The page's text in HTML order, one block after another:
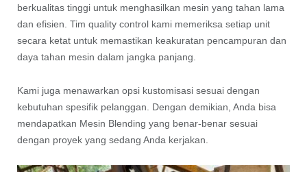
berkualitas tinggi untuk menghasilkan mesin yang tahan lama
dan efisien. Tim quality control kami memeriksa setiap unit
secara ketat untuk memastikan keakuratan pencampuran dan
daya tahan mesin dalam jangka panjang.
Kami juga menawarkan opsi kustomisasi sesuai dengan
kebutuhan spesifik pelanggan. Dengan demikian, Anda bisa
mendapatkan Mesin Blending yang benar-benar sesuai
dengan proyek yang sedang Anda kerjakan.